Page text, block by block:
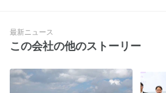
最新ニュース
この会社の他のストーリー